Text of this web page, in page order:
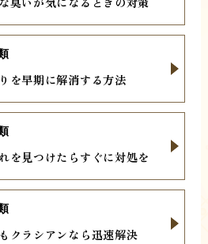
を早期に解消する方法
を見つけたらすぐに対処を
クラシアンなら迅速解決